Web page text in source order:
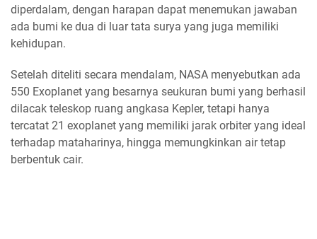
diperdalam, dengan harapan dapat menemukan jawaban
ada bumi ke dua di luar tata surya yang juga memiliki
kehidupan.
Setelah diteliti secara mendalam, NASA menyebutkan ada
550 Exoplanet yang besarnya seukuran bumi yang berhasil
dilacak teleskop ruang angkasa Kepler, tetapi hanya
tercatat 21 exoplanet yang memiliki jarak orbiter yang ideal
terhadap mataharinya, hingga memungkinkan air tetap
berbentuk cair.